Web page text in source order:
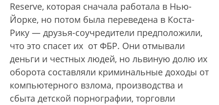
Reserve, которая сначала работала в Нью-
Йорке, но потом была переведена в Коста-
Рику — друзья-соучредители предположили,
что это спасет их от ФБР. Они отмывали
деньги и честных людей, но львиную долю их
оборота составляли криминальные доходы от
компьютерного взлома, производства и
сбыта детской порнографии, торговли